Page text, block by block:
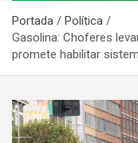
e
r
t
s
e
Portada
Política
Gasolina: Choferes
promete habilitar